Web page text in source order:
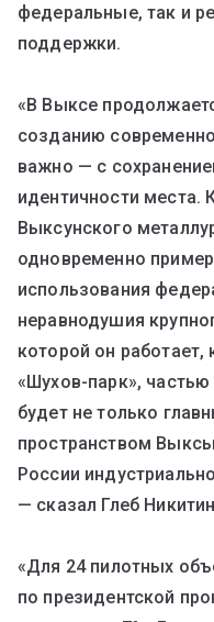
федеральные, так и
поддержки.
«В Выксе
созданию
важно — с
идентичности места.
Выксунского
одновременно
использования
неравнодушия
которой он
«Шухов-парк», частью
будет не только
пространством
России
— сказал Глеб
«Для 24 пилотных
по президентской